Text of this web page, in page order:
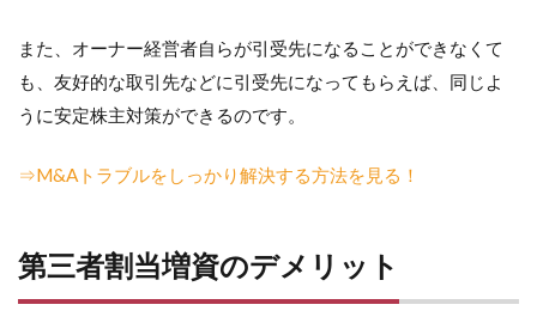
また、オーナー経営者自らが引受先になることができなくて
も、友好的な取引先などに引受先になってもらえば、同じよ
うに安定株主対策ができるのです。
⇒M&Aトラブルをしっかり解決する方法を見る！
第三者割当増資のデメリット